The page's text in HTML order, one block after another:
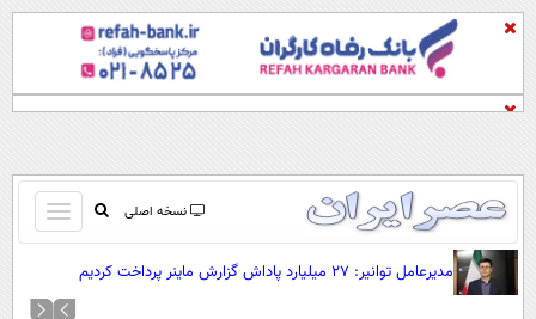
نسخه اصلی
باز
و
کردن
صفحه اول مدیرعامل توانیر: ۲۷ میلیارد پاداش گزارش ماینر پرداخت کردیم